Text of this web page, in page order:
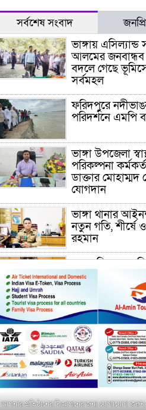
সর্বশেষ সংবাদ
ভাঙ্গায়
আলমের
বদলে গেছে
সর্বমহল
ফরিদপুরে
পরিদর্শনে এমপি
ভাঙ্গা উপজেলা
পরিকল্পনা
ডাক্তার মোহাম্মদ
যোগদান
ভাঙ্গা থানার
নতুন গতি, শীর্ষে
রহমান
ময়মনসিংহের
প্রশাসক (রাজস্ব)
ভূমি মন্ত্রণালয়ে
সাবেক এমপির
রফিকের ক্ষমতার
অসন্তোষের তথ্য
ত্রিশাল থানার
মুক্তাগাছায়
সামিদের কবর
কমিটির কার্যক্রম
আপনার প্রতিষ্ঠানের বিজ্ঞাপনের জন্য যোগাযোগ